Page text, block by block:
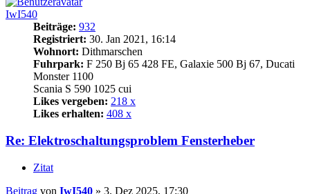
IwI540
Beiträge: 932
Registriert: 30. Jan 2021, 16:14
Wohnort: Dithmarschen
Fuhrpark: F 250 Bj 65 428 FE, Galaxie 500 Bj 67, Ducati
Monster 1100
Scania S 590 1025 cui
Likes vergeben: 218 x
Likes erhalten: 408 x
Re: Elektroschaltungsproblem Fensterheber
Zitat
Beitrag von IwI540 » 3. Dez 2025, 17:30